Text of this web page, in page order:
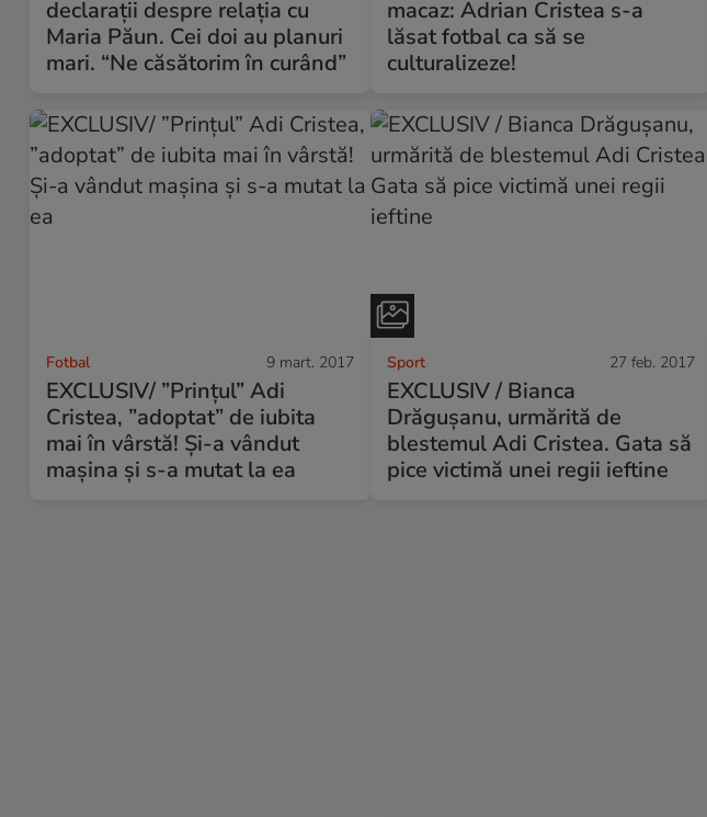
declarații despre relația cu
Maria Păun. Cei doi au planuri
mari. “Ne căsătorim în curând”
macaz: Adrian Cristea s-a
lăsat fotbal ca să se
culturalizeze!
Fotbal 9 mart. 2017
EXCLUSIV/ ”Prințul” Adi
Cristea, ”adoptat” de iubita
mai în vârstă! Și-a vândut
mașina și s-a mutat la ea
Sport 27 feb. 2017
EXCLUSIV / Bianca
Drăgușanu, urmărită de
blestemul Adi Cristea. Gata să
pice victimă unei regii ieftine